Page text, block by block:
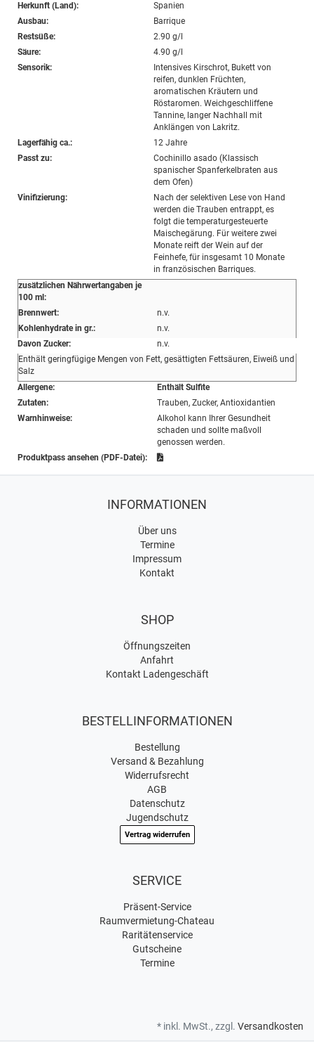
Herkunft (Land):
Spanien
Ausbau:
Barrique
Restsüße:
2.90 g/l
Säure:
4.90 g/l
Sensorik:
Intensives Kirschrot, Bukett von
reifen, dunklen Früchten,
aromatischen Kräutern und
Röstaromen. Weichgeschliffene
Tannine, langer Nachhall mit
Anklängen von Lakritz.
Lagerfähig ca.:
12 Jahre
Passt zu:
Cochinillo asado (Klassisch
spanischer Spanferkelbraten aus
dem Ofen)
Vinifizierung:
Nach der selektiven Lese von Hand
werden die Trauben entrappt, es
folgt die temperaturgesteuerte
Maischegärung. Für weitere zwei
Monate reift der Wein auf der
Feinhefe, für insgesamt 10 Monate
in französischen Barriques.
zusätzlichen Nährwertangaben je
100 ml:
Brennwert:
n.v.
Kohlenhydrate in gr.:
n.v.
Davon Zucker:
n.v.
Enthält geringfügige Mengen von Fett, gesättigten Fettsäuren, Eiweiß und
Salz
Allergene:
Enthält Sulfite
Zutaten:
Trauben, Zucker, Antioxidantien
Warnhinweise:
Alkohol kann Ihrer Gesundheit
schaden und sollte maßvoll
genossen werden.
Produktpass ansehen (PDF-Datei):
INFORMATIONEN
Über uns
Termine
Impressum
Kontakt
SHOP
Öffnungszeiten
Anfahrt
Kontakt Ladengeschäft
BESTELLINFORMATIONEN
Bestellung
Versand & Bezahlung
Widerrufsrecht
AGB
Datenschutz
Jugendschutz
Vertrag widerrufen
SERVICE
Präsent-Service
Raumvermietung-Chateau
Raritätenservice
Gutscheine
Termine
* inkl. MwSt., zzgl. Versandkosten